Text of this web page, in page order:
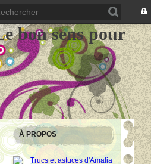
bon sens pour
À PROPOS